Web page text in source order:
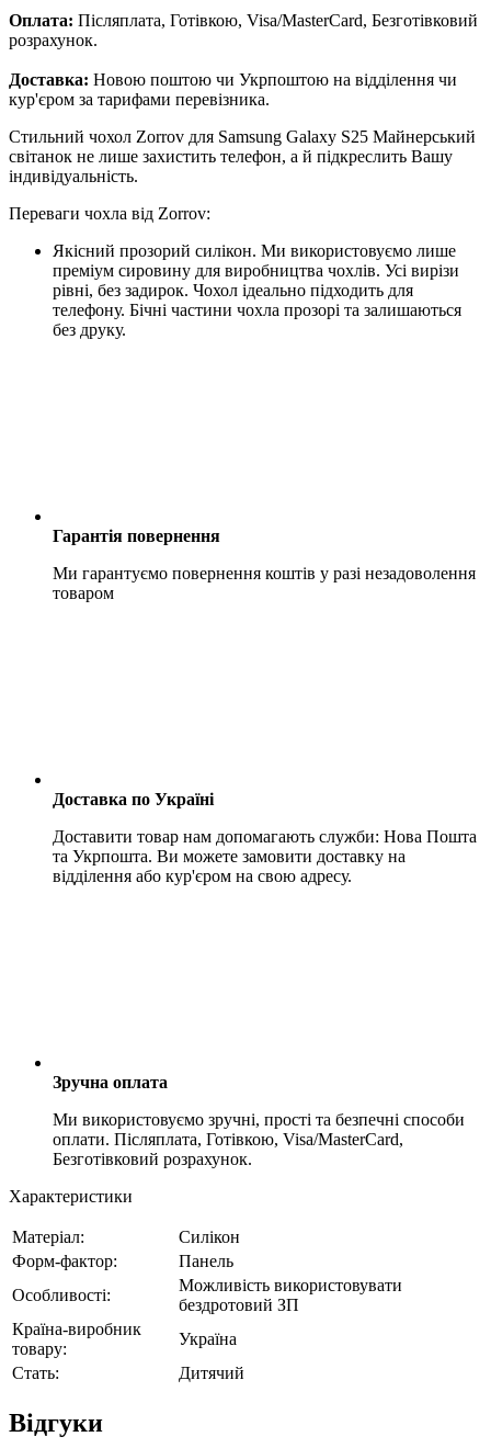
Оплата: Післяплата, Готівкою, Visa/MasterCard, Безготівковий
розрахунок.
Доставка: Новою поштою чи Укрпоштою на відділення чи
кур'єром за тарифами перевізника.
Стильний чохол Zorrov для Samsung Galaxy S25 Майнерський
світанок не лише захистить телефон, а й підкреслить Вашу
індивідуальність.
Переваги чохла від Zorrov:
Якісний прозорий силікон. Ми використовуємо лише
преміум сировину для виробництва чохлів. Усі вирізи
рівні, без задирок. Чохол ідеально підходить для
телефону. Бічні частини чохла прозорі та залишаються
без друку.
Гарантія повернення
Ми гарантуємо повернення коштів у разі незадоволення
товаром
Доставка по Україні
Доставити товар нам допомагають служби: Нова Пошта
та Укрпошта. Ви можете замовити доставку на
відділення або кур'єром на свою адресу.
Зручна оплата
Ми використовуємо зручні, прості та безпечні способи
оплати. Післяплата, Готівкою, Visa/MasterCard,
Безготівковий розрахунок.
Характеристики
Матеріал:
Силікон
Форм-фактор:
Панель
Особливості:
Можливість використовувати
бездротовий ЗП
Країна-виробник
товару:
Україна
Стать:
Дитячий
Відгуки